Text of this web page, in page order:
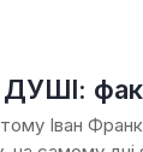
Іван